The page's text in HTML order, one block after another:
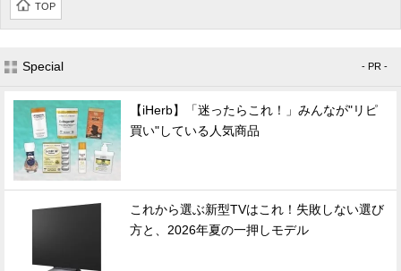
TOP
Special - PR -
【iHerb】「迷ったらこれ！」みんなが"リピ
買い"している人気商品
これから選ぶ新型TVはこれ！失敗しない選び
方と、2026年夏の一押しモデル